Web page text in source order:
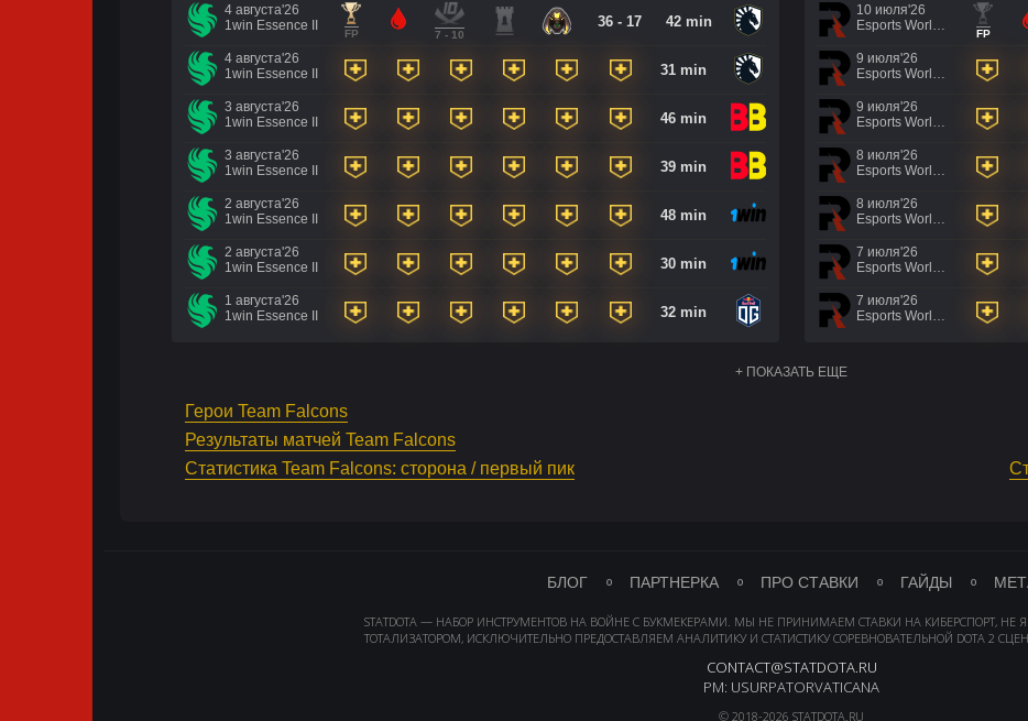
4 августа'26
1win Essence II
FP 7 - 10
36 - 17 42 min
4 августа'26
1win Essence II
31 min
3 августа'26
1win Essence II
46 min
3 августа'26
1win Essence II
39 min
2 августа'26
1win Essence II
48 min
2 августа'26
1win Essence II
30 min
1 августа'26
1win Essence II
32 min
10 июля'26
FP
9 июля'26
Esports World Cup 2026
9 июля'26
Esports World Cup 2026
8 июля'26
Esports World Cup 2026
8 июля'26
Esports World Cup 2026
7 июля'26
Esports World Cup 2026
7 июля'26
Esports World Cup 2026
+ ПОКАЗАТЬ ЕЩЕ
Герои Team Falcons
Результаты матчей Team Falcons
Статистика Team Falcons: сторона / первый пик
БЛОГ ПАРТНЕРКА ПРО СТАВКИ ГАЙДЫ
STATDOTA — НАБОР ИНСТРУМЕНТОВ НА ВОЙНЕ С БУКМЕКЕРАМИ. МЫ НЕ ПРИНИМАЕМ СТАВКИ НА КИБЕРСПОРТ, НЕ
ТОТАЛИЗАТОРОМ, ИСКЛЮЧИТЕЛЬНО ПРЕДОСТАВЛЯЕМ АНАЛИТИКУ И СТАТИСТИКУ СОРЕВНОВАТЕЛЬНОЙ DOTA 2
CONTACT@STATDOTA.RU
PM: USURPATORVATICANA
© 2018-2026 STATDOTA.RU